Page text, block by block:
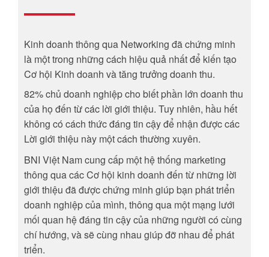
Kinh doanh thông qua Networking đã chứng minh
là một trong những cách hiệu quả nhất để kiến tạo
Cơ hội Kinh doanh và tăng trưởng doanh thu.
82% chủ doanh nghiệp cho biết phần lớn doanh thu
của họ đến từ các lời giới thiệu. Tuy nhiên, hầu hết
không có cách thức đáng tin cậy để nhận được các
Lời giới thiệu này một cách thường xuyên.
BNI Việt Nam cung cấp một hệ thống marketing
thông qua các Cơ hội kinh doanh đến từ những lời
giới thiệu đã được chứng minh giúp bạn phát triển
doanh nghiệp của mình, thông qua một mạng lưới
mối quan hệ đáng tin cậy của những người có cùng
chí hướng, và sẽ cùng nhau giúp đỡ nhau để phát
triển.